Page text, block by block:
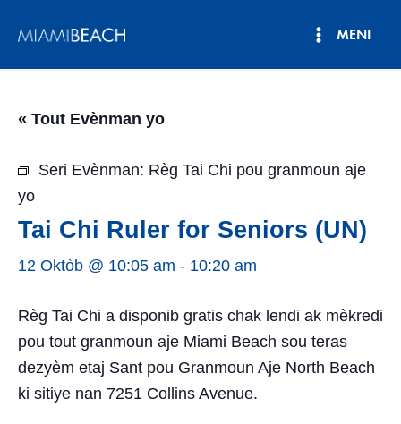
nan
MENI
« Tout Evènman yo
Seri Evènman: Règ Tai Chi pou granmoun aje
yo
Tai Chi Ruler for Seniors (UN)
12 Oktòb @ 10:05 am - 10:20 am
Règ Tai Chi a disponib gratis chak lendi ak mèkredi
pou tout granmoun aje Miami Beach sou teras
dezyèm etaj Sant pou Granmoun Aje North Beach
ki sitiye nan 7251 Collins Avenue.